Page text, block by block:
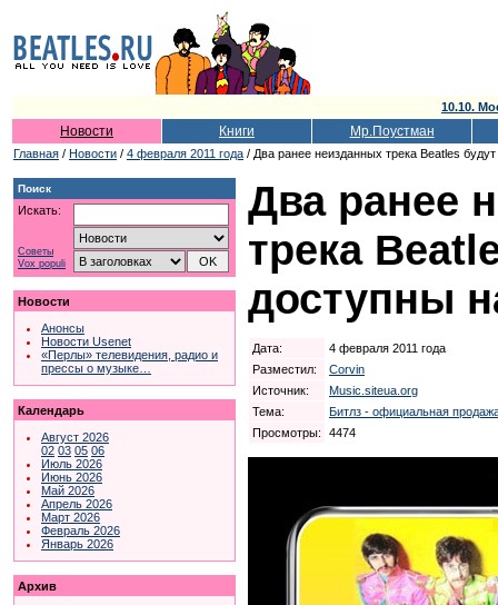
10.10.
Новости Книги Мр.Поустман
Главная / Новости / 4 февраля 2011 года / Два ранее неизданных трека Beatles
Поиск
Искать:
Советы
Vox populi
Новости
Анонсы
Новости Usenet
«Перлы» телевидения, радио и
прессы о музыке…
Календарь
Август 2026
02 03 05 06
Июль 2026
Июнь 2026
Май 2026
Апрель 2026
Март 2026
Февраль 2026
Январь 2026
Архив
Два ранее
трека
доступны
Дата:
4 февраля 2011 года
Разместил:
Corvin
Источник:
Music.siteua.org
Тема:
Битлз - официальная
Просмотры:
4474